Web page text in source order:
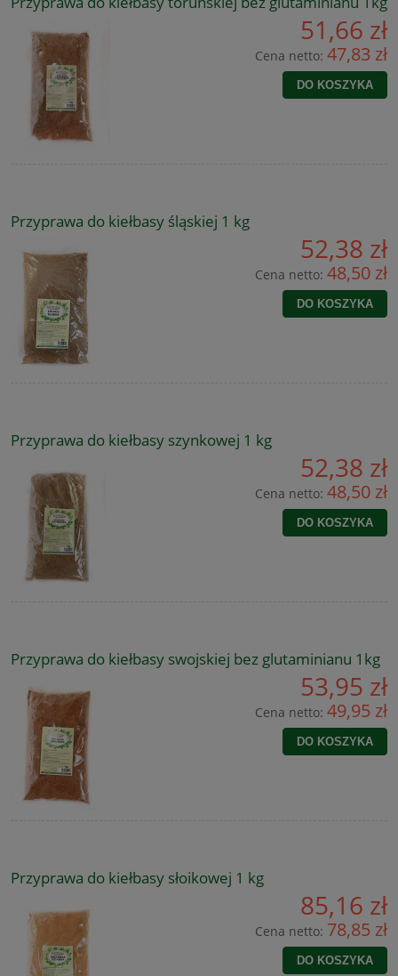
51,66 zł
Cena netto: 47,83 zł
DO KOSZYKA
Przyprawa do kiełbasy śląskiej 1 kg
52,38 zł
Cena netto: 48,50 zł
DO KOSZYKA
Przyprawa do kiełbasy szynkowej 1 kg
52,38 zł
Cena netto: 48,50 zł
DO KOSZYKA
Przyprawa do kiełbasy swojskiej bez glutaminianu 1kg
53,95 zł
Cena netto: 49,95 zł
DO KOSZYKA
Przyprawa do kiełbasy słoikowej 1 kg
85,16 zł
Cena netto: 78,85 zł
DO KOSZYKA